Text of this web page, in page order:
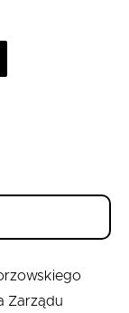
Zarządu